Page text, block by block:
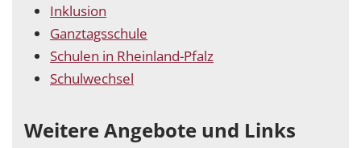
Inklusion
Ganztagsschule
Schulen in Rheinland-Pfalz
Schulwechsel
Weitere Angebote und Links